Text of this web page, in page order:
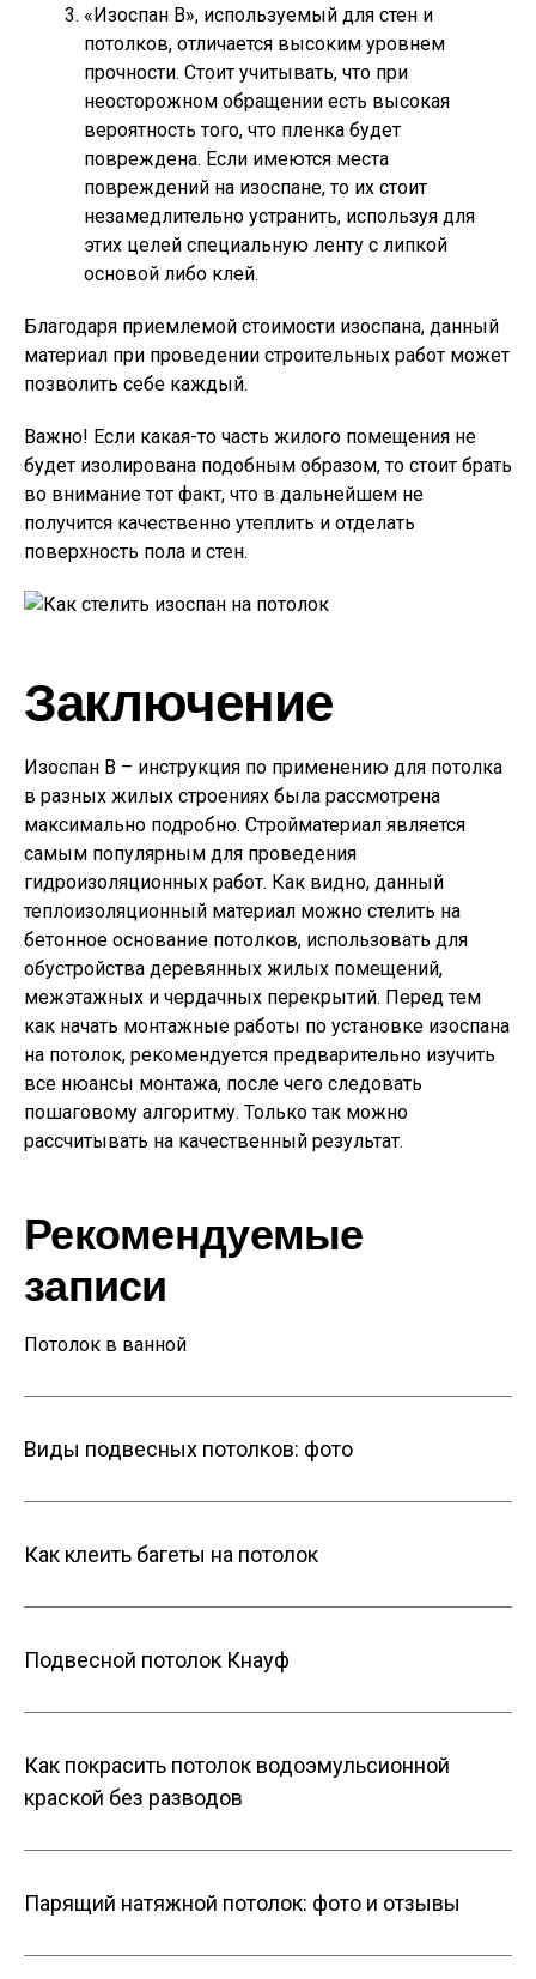
«Изоспан В», используемый для стен и
потолков, отличается высоким уровнем
прочности. Стоит учитывать, что при
неосторожном обращении есть высокая
вероятность того, что пленка будет
повреждена. Если имеются места
повреждений на изоспане, то их стоит
незамедлительно устранить, используя для
этих целей специальную ленту с липкой
основой либо клей.
Благодаря приемлемой стоимости изоспана, данный
материал при проведении строительных работ может
позволить себе каждый.
Важно! Если какая-то часть жилого помещения не
будет изолирована подобным образом, то стоит брать
во внимание тот факт, что в дальнейшем не
получится качественно утеплить и отделать
поверхность пола и стен.
Заключение
Изоспан В – инструкция по применению для потолка
в разных жилых строениях была рассмотрена
максимально подробно. Стройматериал является
самым популярным для проведения
гидроизоляционных работ. Как видно, данный
теплоизоляционный материал можно стелить на
бетонное основание потолков, использовать для
обустройства деревянных жилых помещений,
межэтажных и чердачных перекрытий. Перед тем
как начать монтажные работы по установке изоспана
на потолок, рекомендуется предварительно изучить
все нюансы монтажа, после чего следовать
пошаговому алгоритму. Только так можно
рассчитывать на качественный результат.
Рекомендуемые
записи
Потолок в ванной
Виды подвесных потолков: фото
Как клеить багеты на потолок
Подвесной потолок Кнауф
Как покрасить потолок водоэмульсионной
краской без разводов
Парящий натяжной потолок: фото и отзывы